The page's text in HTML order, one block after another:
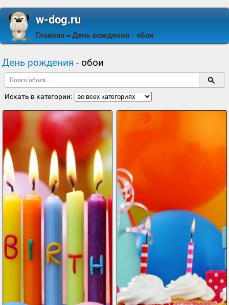
w-dog.ru
Главная ⇒ День рождения - обои
День рождения - обои
Искать в категории: